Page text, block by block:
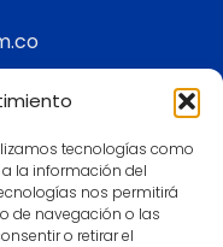
tecnologías como
la información del
nos permitirá
de navegación o las
o retirar el